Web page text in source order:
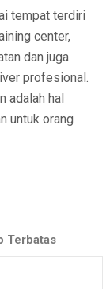
tempat terdiri
center,
dan juga
profesional.
adalah hal
untuk orang
Terbatas